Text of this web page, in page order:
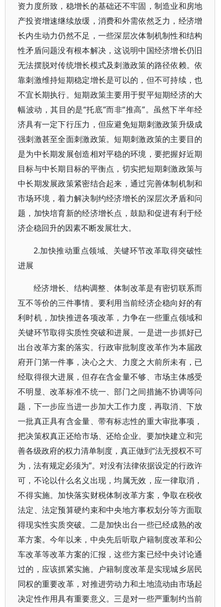
资力度所致，稳增长的基础还不牢固，制造业和房地
产投资增速继续放缓，消费和外需依然乏力，经济增
长内生动力仍然不足，一些深层次体制机制性和结构
性矛盾问题没有根本解决，这说明中国经济增长仍旧
无法摆脱对传统增长模式及刺激政策的路径依赖。依
靠刺激维持短期稳定增长是可以的，但不可持续，也
不宜长期执行。短期政策主要用于熨平短期经济的大
幅波动，其目的是“托底”而非“推高”。虽然下半年经
济具有一定下行压力，但应避免短期刺激政策升级成
强刺激甚至全面刺激政策。短期刺激政策的主要目的
是为中长期发展创造相对平稳的环境，要把握好近期
目标与中长期目标的平衡点，切实把短期刺激政策与
中长期发展政策紧密结合起来，通过完善体制机制和
市场环境，着力解决制约经济增长的深层次矛盾和问
题，加快培育新的经济增长点，鼓励和促进有利于经
济企稳回升的因素不断发展壮大。
2.加快推动重点领域、关键环节改革取得突破性
进展
经济增长、结构调整、体制改革是有密切联系而
互不等价的三件事情。要利用当前经济企稳向好的有
利时机，加快推进各项改革，力争在一些重点领域和
关键环节取得实质性突破和进展。一是进一步抓好已
出台改革方案的落实。行政审批制度改革作为本届政
府开门第一件事，决心之大、力度之大前所未有，已
经取得很大进展，但存在含金量不够、市场主体感受
不明显、改革标准不统一、部门之间措施不协调等问
题，下一步应当进一步加大工作力度，再取消、下放
一批真正具有含金量、带有标志性的重大审批事项，
把决策权真正还给市场、还给企业。要加快建立和完
善各级政府的权力清单制度，真正做到“法无授权不可
为，法有规定必须为”。对没有法律依据设定的行政许
可，不论以什么名义出现，均属无效，应一律取消，
不得实施。加快落实财税体制改革方案，争取在税收
法定、法定预算硬约束和中央地方事权划分等方面取
得现实性实质突破。二是加快出台一些已经成熟的改
革方案。今年以来，中央先后听取户籍制度改革和公
车改革等改革方案的汇报，这些方案已经中央讨论通
过的，应该抓紧实施。户籍制度改革是实现城乡居民
同权的重要改革，对推进劳动力和土地流动由市场起
决定性作用具有重要意义。三是对一些严重制约当前